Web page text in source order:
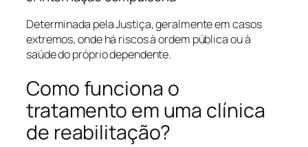
Determinada pela Justiça, geralmente em casos
extremos, onde há riscos à ordem pública ou à
saúde do próprio dependente.
Como funciona o
tratamento em uma clínica
de reabilitação?